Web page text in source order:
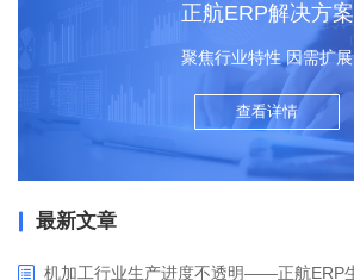
正航ERP解决方案
聚焦行业特性 因需扩展
查看详情
最新文章